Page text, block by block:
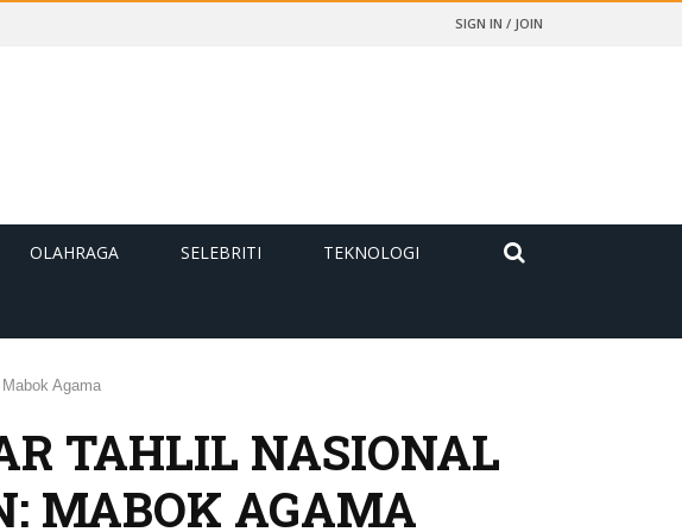
SIGN IN / JOIN
OLAHRAGA SELEBRITI TEKNOLOGI
Agama
TAHLIL NASIONAL
MABOK AGAMA